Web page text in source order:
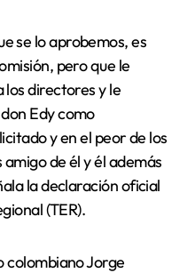
se lo aprobemos, es
pero que le
los directores y le
Edy como
y en el peor de los
de él y él además
la declaración oficial
(TER).
colombiano Jorge